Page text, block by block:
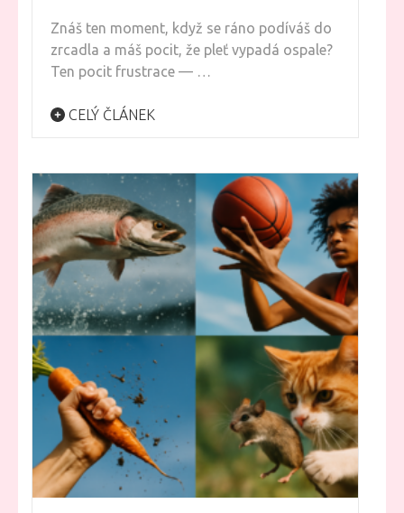
Znáš ten moment, když se ráno podíváš do
zrcadla a máš pocit, že pleť vypadá ospale?
Ten pocit frustrace — …
CELÝ ČLÁNEK